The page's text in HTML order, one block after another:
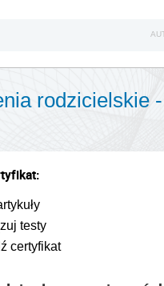
rodzicielskie -
testy
certyfikat